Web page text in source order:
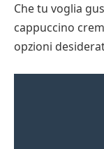
Che tu voglia
cappuccino
opzioni